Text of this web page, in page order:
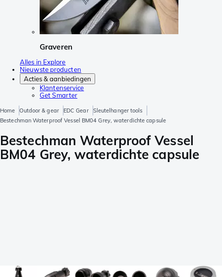
Graveren
Alles in Explore
Nieuwste producten
Acties & aanbiedingen
Klantenservice
Get Smarter
Home Outdoor & gear EDC Gear
Sleutelhanger tools
Bestechman Waterproof Vessel BM04 Grey, waterdichte capsule
Bestechman Waterproof Vessel
BM04 Grey, waterdichte capsule